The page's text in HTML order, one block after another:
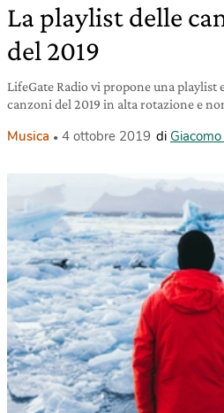
La playlist delle
del 2019
LifeGate Radio vi propone una playlist
canzoni del 2019 in alta rotazione e
Musica 4 ottobre 2019 di